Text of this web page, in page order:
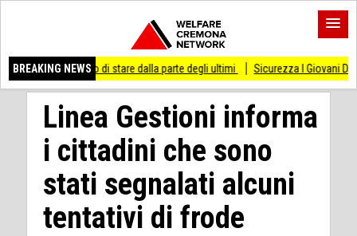
BREAKING NEWS
di stare dalla parte degli ultimi Sicurezza I Giovani Democratici
Linea Gestioni informa
i cittadini che sono
stati segnalati alcuni
tentativi di frode